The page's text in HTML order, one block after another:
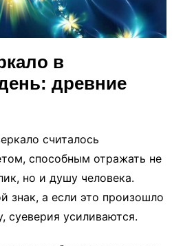
в
древние
считалось
способным отражать не
но и душу человека.
знак, а если это произошло
суеверия усиливаются.